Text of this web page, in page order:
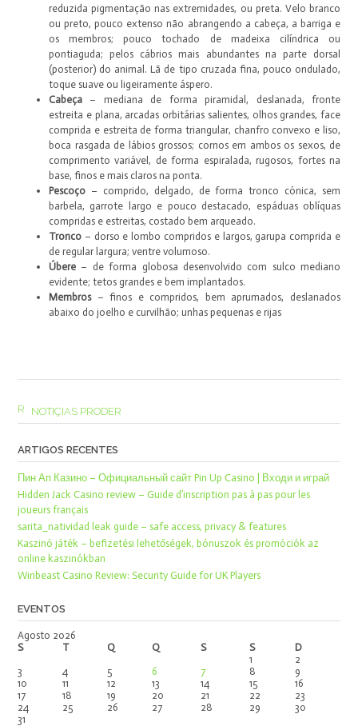
reduzida pigmentação nas extremidades, ou preta. Velo branco
ou preto, pouco extenso não abrangendo a cabeça, a barriga e
os membros; pouco tochado de madeixa cilíndrica ou
pontiaguda; pelos cábrios mais abundantes na parte dorsal
(posterior) do animal. Lã de tipo cruzada fina, pouco ondulado,
toque suave ou ligeiramente áspero.
Cabeça – mediana de forma piramidal, deslanada, fronte
estreita e plana, arcadas orbitárias salientes, olhos grandes, face
comprida e estreita de forma triangular, chanfro convexo e liso,
boca rasgada de lábios grossos; cornos em ambos os sexos, de
comprimento variável, de forma espiralada, rugosos, fortes na
base, finos e mais claros na ponta.
Pescoço – comprido, delgado, de forma tronco cónica, sem
barbela, garrote largo e pouco destacado, espáduas oblíquas
compridas e estreitas, costado bem arqueado.
Tronco – dorso e lombo compridos e largos, garupa comprida e
de regular largura; ventre volumoso.
Úbere – de forma globosa desenvolvido com sulco mediano
evidente; tetos grandes e bem implantados.
Membros– finos e compridos, bem aprumados, deslanados
abaixo do joelho e curvilhão; unhas pequenas e rijas
NOTIÇIAS PRODER
ARTIGOS RECENTES
Пин Ап Казино – Официальный сайт Pin Up Casino | Входи и играй
Hidden Jack Casino review – Guide d’inscription pas à pas pour les
joueurs français
sarita_natividad leak guide – safe access, privacy & features
Kaszinó játék – befizetési lehetőségek, bónuszok és promóciók az
online kaszinókban
Winbeast Casino Review: Security Guide for UK Players
EVENTOS
Agosto 2026
S
T Q Q S S
D
1
2
3
4 5 6 7 8
9
10
11 12 13 14 15
16
17
18 19 20 21 22
23
24
25 26 27 28 29
30
31